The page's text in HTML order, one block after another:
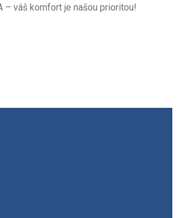
– váš komfort je našou prioritou!